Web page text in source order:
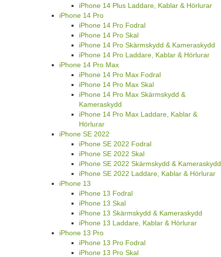
iPhone 14 Plus Laddare, Kablar & Hörlurar
iPhone 14 Pro
iPhone 14 Pro Fodral
iPhone 14 Pro Skal
iPhone 14 Pro Skärmskydd & Kameraskydd
iPhone 14 Pro Laddare, Kablar & Hörlurar
iPhone 14 Pro Max
iPhone 14 Pro Max Fodral
iPhone 14 Pro Max Skal
iPhone 14 Pro Max Skärmskydd &
Kameraskydd
iPhone 14 Pro Max Laddare, Kablar &
Hörlurar
iPhone SE 2022
iPhone SE 2022 Fodral
iPhone SE 2022 Skal
iPhone SE 2022 Skärmskydd & Kameraskydd
iPhone SE 2022 Laddare, Kablar & Hörlurar
iPhone 13
iPhone 13 Fodral
iPhone 13 Skal
iPhone 13 Skärmskydd & Kameraskydd
iPhone 13 Laddare, Kablar & Hörlurar
iPhone 13 Pro
iPhone 13 Pro Fodral
iPhone 13 Pro Skal